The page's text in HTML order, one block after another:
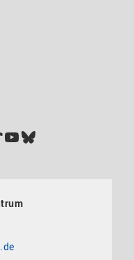
YouTube
Bluesky